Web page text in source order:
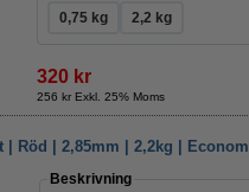
0,75 kg
2,2 kg
320 kr
256 kr Exkl. 25% Moms
| Röd | 2,85mm | 2,2kg |
Beskrivning